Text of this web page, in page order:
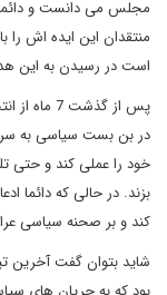
مجلس می دانست و
منتقدان این ایده اش را
است در رسیدن به این
پس از
در بن بست سیاسی به سر
خود را عملی کند و حتی
بزند. در حالی که دائما
کند و بر صحنه سیاسی
شاید بتوان گفت آخرین